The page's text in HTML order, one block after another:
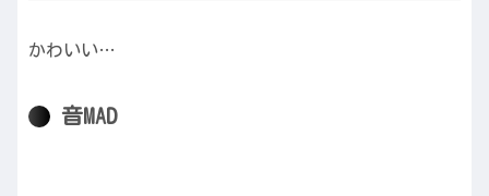
かわいい…
音MAD